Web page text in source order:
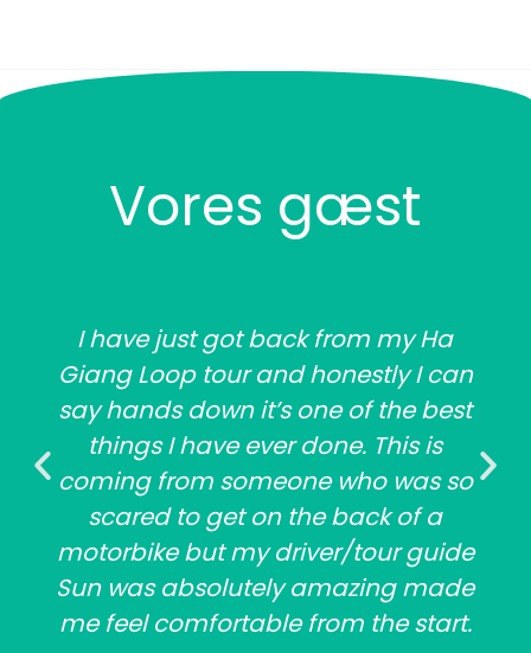
Vores gæst
I have just got back from my Ha
Giang Loop tour and honestly I can
say hands down it’s one of the best
things I have ever done. This is
coming from someone who was so
scared to get on the back of a
motorbike but my driver/tour guide
Sun was absolutely amazing made
me feel comfortable from the start.